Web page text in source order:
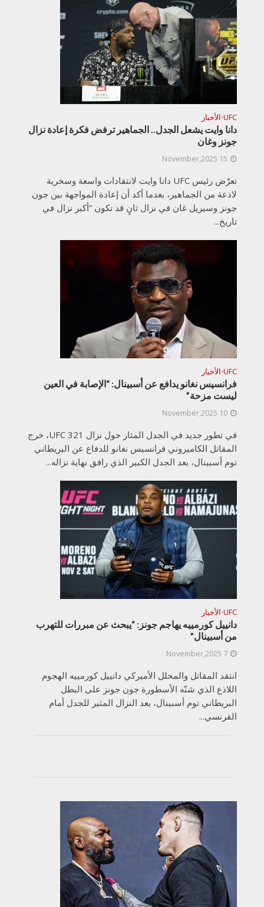
UFC
•الأخبار
دانا وايت يشعل الجدل.. الجماهير ترفض فكرة إعادة نزال
جونز وغان
15 November,2025
تعرّض رئيس UFC دانا وايت لانتقادات واسعة وسخرية
لاذعة من الجماهير، بعدما أكد أن إعادة المواجهة بين جون
جونز وسيريل غان في نزال ثانٍ قد تكون “أكبر نزال في
تاريخ...
UFC
•الأخبار
فرانسيس نغانو يدافع عن أسبينال: “الإصابة في العين
ليست مزحة”
10 November,2025
في تطور جديد في الجدل المثار حول نزال UFC 321، خرج
المقاتل الكاميروني فرانسيس نغانو للدفاع عن البريطاني
توم أسبينال، بعد الجدل الكبير الذي رافق نهاية نزاله...
UFC
•الأخبار
دانييل كورمييه يهاجم جونز: “يبحث عن مبررات للتهرب
من أسبينال”
7 November,2025
انتقد المقاتل والمحلل الأميركي دانييل كورمييه الهجوم
اللاذع الذي شنّه الأسطورة جون جونز على البطل
البريطاني توم أسبينال، بعد النزال المثير للجدل أمام
الفرنسي...